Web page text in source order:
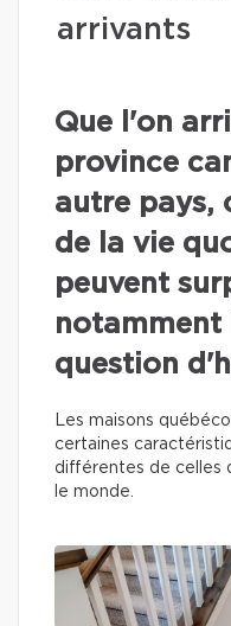
arrivants
Que l'on
province
autre pays,
de la vie
peuvent
notamment
question
Les maisons
certaines
différentes de celles
le monde.